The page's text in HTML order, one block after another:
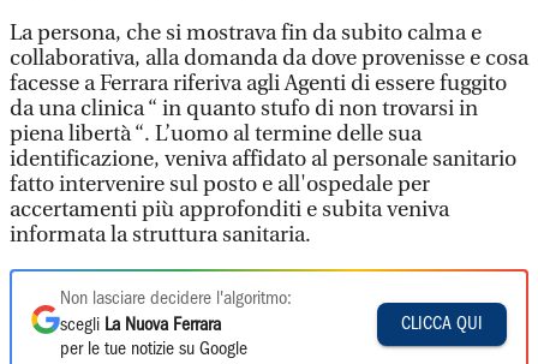
La persona, che si mostrava fin da subito calma e
collaborativa, alla domanda da dove provenisse e cosa
facesse a Ferrara riferiva agli Agenti di essere fuggito
da una clinica “ in quanto stufo di non trovarsi in
piena libertà “. L’uomo al termine delle sua
identificazione, veniva affidato al personale sanitario
fatto intervenire sul posto e all'ospedale per
accertamenti più approfonditi e subita veniva
informata la struttura sanitaria.
Non lasciare decidere l'algoritmo:
scegli La Nuova Ferrara
per le tue notizie su Google
CLICCA QUI